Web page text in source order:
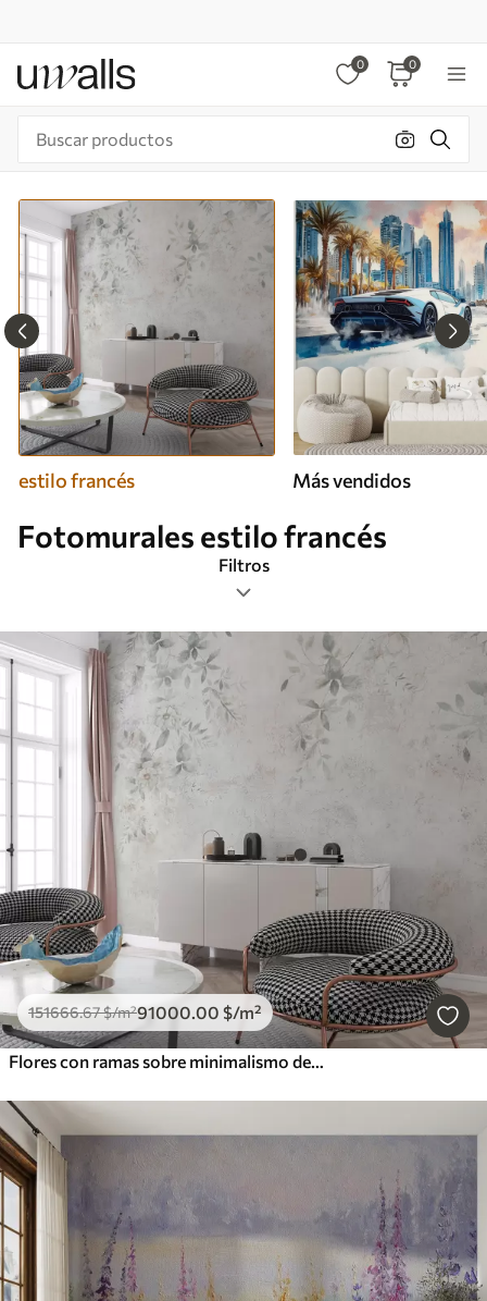
0 0
estilo francés Más vendidos
Fotomurales estilo francés
Filtros
Etiquetas
Formato de imagen
Paleta de colores
Inteligente
151666.67$/m²91000.00 $/m²
Flores con ramas sobre minimalismo de fondo de hormigón grunge